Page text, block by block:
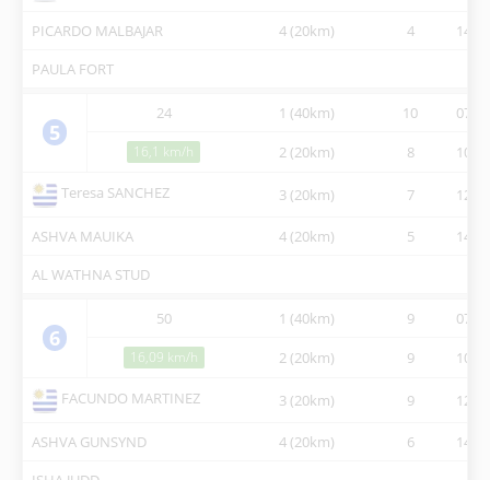
PICARDO MALBAJAR 4 (20km) 4
PAULA FORT
5
24 1 (40km) 10
16,1 km/h 2 (20km) 8
Teresa SANCHEZ 3 (20km) 7
ASHVA MAUIKA 4 (20km) 5
AL WATHNA STUD
6
50 1 (40km) 9
16,09 km/h 2 (20km) 9
FACUNDO MARTINEZ 3 (20km) 9
ASHVA GUNSYND 4 (20km) 6